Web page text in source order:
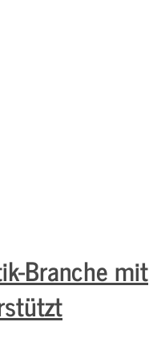
Branche mit